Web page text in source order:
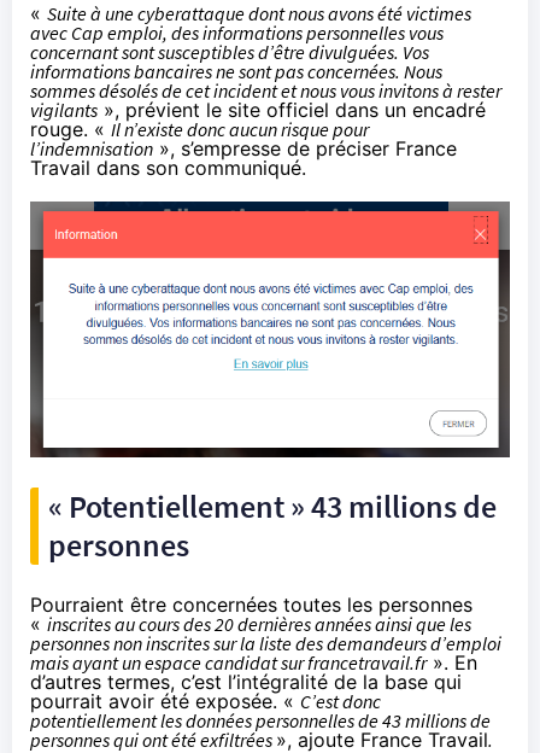
« Suite à une cyberattaque dont nous avons été victimes
avec Cap emploi, des informations personnelles vous
concernant sont susceptibles d’être divulguées. Vos
informations bancaires ne sont pas concernées. Nous
sommes désolés de cet incident et nous vous invitons à rester
vigilants », prévient le site officiel dans un encadré
rouge. « Il n’existe donc aucun risque pour
l’indemnisation », s’empresse de préciser France
Travail dans son communiqué.
« Potentiellement » 43 millions de
personnes
Pourraient être concernées toutes les personnes
« inscrites au cours des 20 dernières années ainsi que les
personnes non inscrites sur la liste des demandeurs d’emploi
mais ayant un espace candidat sur francetravail.fr». En
d’autres termes, c’est l’intégralité de la base qui
pourrait avoir été exposée. « C’est donc
potentiellement les données personnelles de 43 millions de
personnes qui ont été exfiltrées », ajoute France Travail.